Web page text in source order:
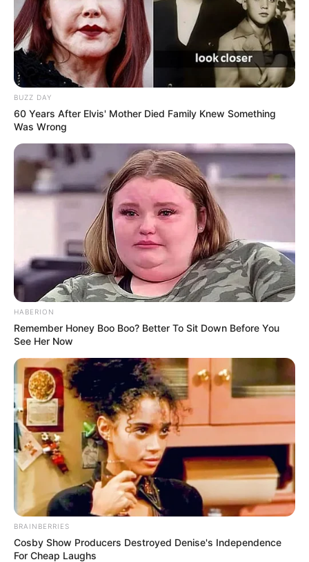
BUZZ DAY
60 Years After Elvis' Mother Died Family Knew Something
Was Wrong
HABERION
Remember Honey Boo Boo? Better To Sit Down Before You
See Her Now
BRAINBERRIES
Cosby Show Producers Destroyed Denise's Independence
For Cheap Laughs